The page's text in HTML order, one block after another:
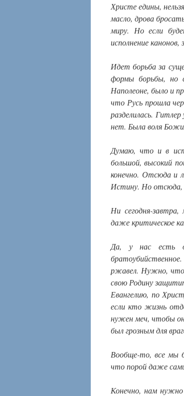
Христе едины,
масло, дрова
миру. Но если
исполнение
Идет борьба за
формы борьбы, но
Наполеоне, было и
что Русь прошла
разделилась.
нет. Была воля
Думаю, что и в
большой, высокий
конечно. Отсюда и
Истину. Но отсюда,
Ни сегодня-
даже критическое
Да, у нас есть
ржавел. Нужно,
свою Родину
Евангелию, по
если кто жизнь
нужен меч, чтобы он
был грозным для
Вообще-то, все мы
что порой даже
Конечно, нам